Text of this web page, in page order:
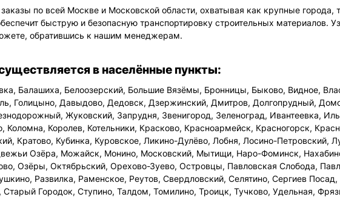
по всей Москве и Московской области, охватывая как крупные города,
быструю и безопасную транспортировку строительных материалов.
обратившись к нашим менеджерам.
в населённые пункты:
Балашиха, Белоозерский, Большие Вязёмы, Бронницы, Быково, Видное,
Голицыно, Давыдово, Дедовск, Дзержинский, Дмитров, Долгопрудный,
Жуковский, Запрудня, Звенигород, Зеленоград, Ивантеевка,
Коломна, Королев, Котельники, Красково, Красноармейск, Красногорск,
Кратово, Кубинка, Куровское, Ликино-Дулёво, Лобня, Лосино-
Озёра, Можайск, Монино, Московский, Мытищи, Наро-Фоминск,
Озёры, Октябрьский, Орехово-Зуево, Островцы, Павловская Слобода,
Развилка, Раменское, Реутов, Свердловский, Селятино, Сергиев
Старый Городок, Ступино, Талдом, Томилино, Троицк, Тучково, Удельная,